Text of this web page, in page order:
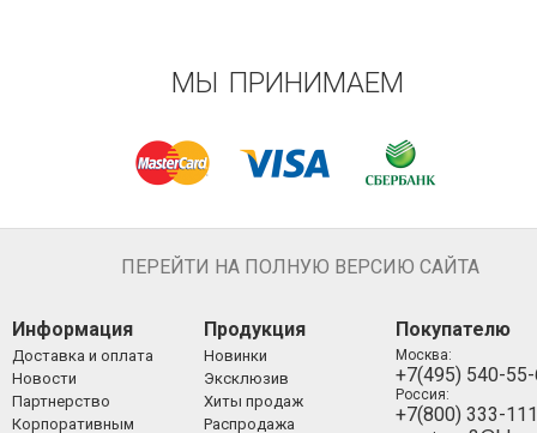
МЫ ПРИНИМАЕМ
ПЕРЕЙТИ НА ПОЛНУЮ ВЕРСИЮ САЙТА
Информация
Доставка и оплата
Новости
Партнерство
Корпоративным
Продукция
Новинки
Эксклюзив
Хиты продаж
Распродажа
Покупателю
Москва:
+7(495) 540-
Россия:
+7(800) 333-